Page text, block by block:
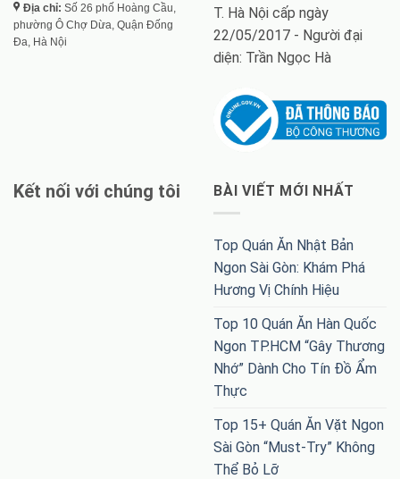
Địa chỉ: Số 26 phố Hoàng Cầu,
phường Ô Chợ Dừa, Quận Đống
Đa, Hà Nội
T. Hà Nội cấp ngày
22/05/2017 - Người đại
diện: Trần Ngọc Hà
Kết nối với chúng tôi BÀI VIẾT MỚI NHẤT
Top Quán Ăn Nhật Bản
Ngon Sài Gòn: Khám Phá
Hương Vị Chính Hiệu
Top 10 Quán Ăn Hàn Quốc
Ngon TP.HCM “Gây Thương
Nhớ” Dành Cho Tín Đồ Ẩm
Thực
Top 15+ Quán Ăn Vặt Ngon
Sài Gòn “Must-Try” Không
Thể Bỏ Lỡ